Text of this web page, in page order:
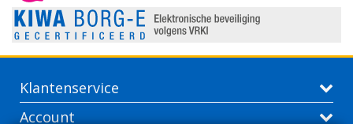
Klantenservice
Account